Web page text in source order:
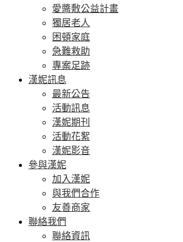
愛醬敷公益計畫
獨居老人
困頓家庭
急難救助
專案足跡
漢妮訊息
最新公告
活動訊息
漢妮期刊
活動花絮
漢妮影音
參與漢妮
加入漢妮
與我們合作
友善商家
聯絡我們
聯絡資訊